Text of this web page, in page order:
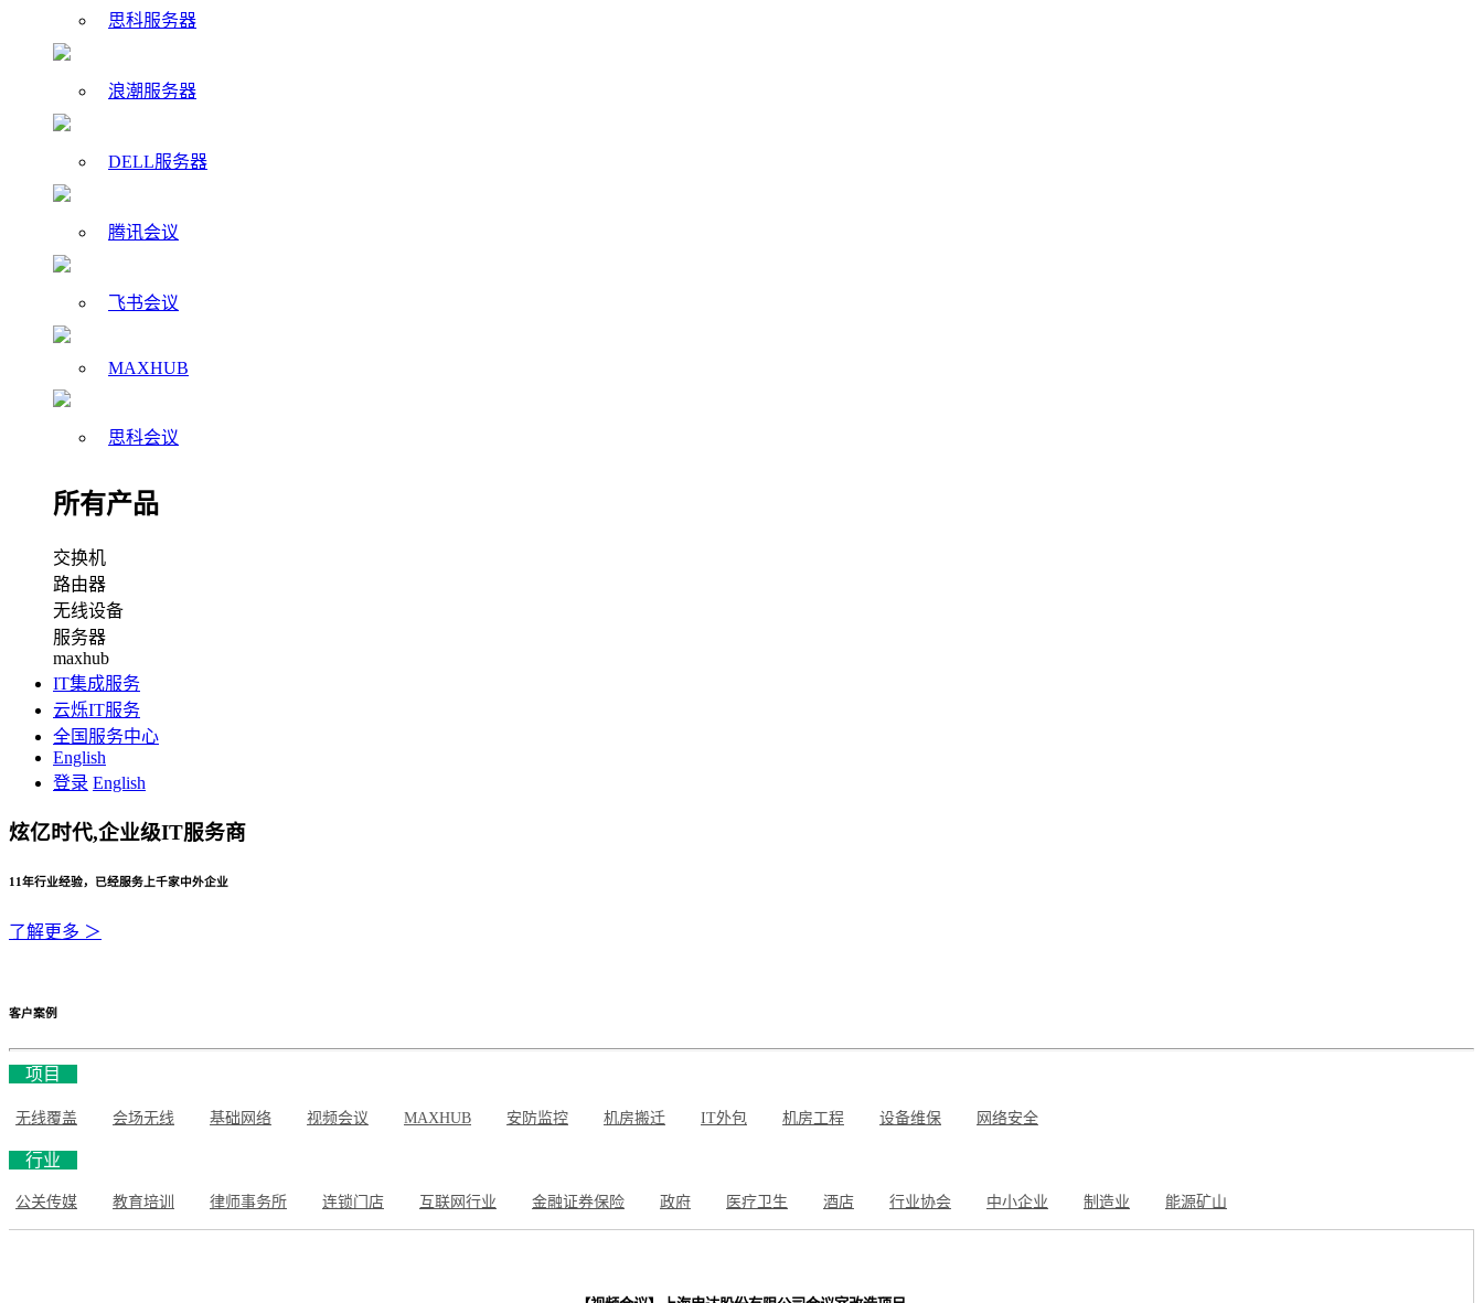
思科服务器
浪潮服务器
DELL服务器
腾讯会议
飞书会议
MAXHUB
思科会议
所有产品
交换机
路由器
无线设备
服务器
maxhub
IT集成服务
云烁IT服务
全国服务中心
English
登录 English
炫亿时代,企业级IT服务商
11年行业经验，已经服务上千家中外企业
了解更多 ＞
客户案例
项目
无线覆盖 会场无线 基础网络 视频会议 MAXHUB 安防监控 机房搬迁 IT外包 机房工程 设备维保 网络安全
行业
公关传媒 教育培训 律师事务所 连锁门店 互联网行业 金融证券保险 政府 医疗卫生 酒店 行业协会 中小企业 制造业 能源矿山